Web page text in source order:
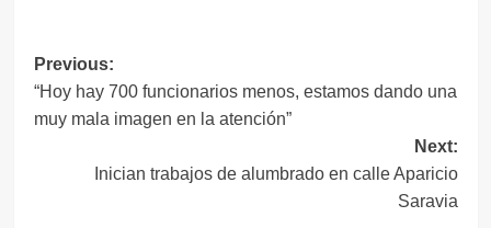
Navegación
de
entradas
Previous:
“Hoy hay 700 funcionarios menos, estamos dando una
muy mala imagen en la atención”
Next:
Inician trabajos de alumbrado en calle Aparicio
Saravia